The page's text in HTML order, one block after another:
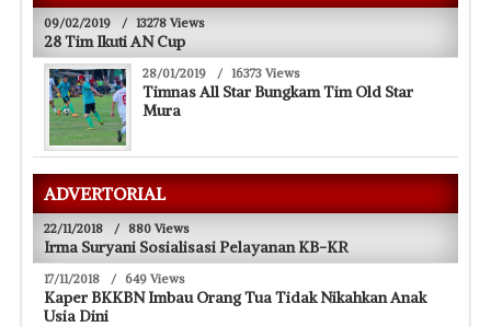
09/02/2019 / 13278 Views
28 Tim Ikuti AN Cup
28/01/2019 / 16373 Views
Timnas All Star Bungkam Tim Old Star
Mura
ADVERTORIAL
22/11/2018 / 880 Views
Irma Suryani Sosialisasi Pelayanan KB-KR
17/11/2018 / 649 Views
Kaper BKKBN Imbau Orang Tua Tidak Nikahkan Anak
Usia Dini